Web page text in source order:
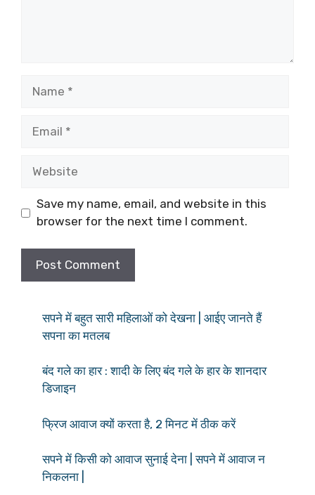
Save my name, email, and website in this
browser for the next time I comment.
सपने में बहुत सारी महिलाओं को देखना | आईए जानते हैं
सपना का मतलब
बंद गले का हार : शादी के लिए बंद गले के हार के शानदार
डिजाइन
फ्रिज आवाज क्यों करता है, 2 मिनट में ठीक करें
सपने में किसी को आवाज सुनाई देना | सपने में आवाज न
निकलना |